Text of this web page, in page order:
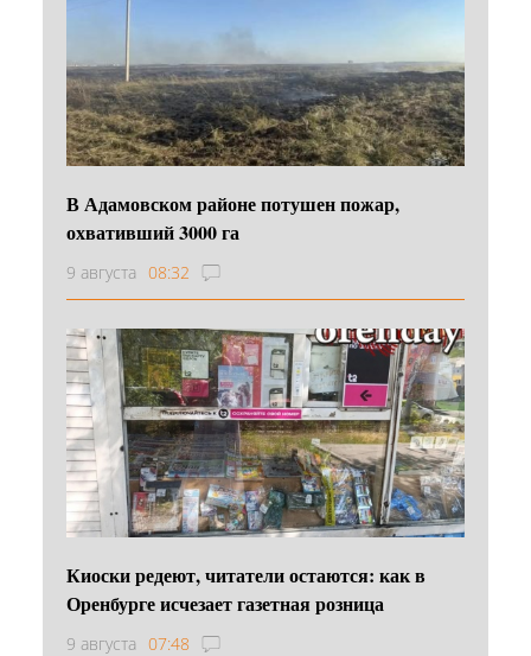
В Адамовском районе потушен пожар,
охвативший 3000 га
9 августа 08:32
Киоски редеют, читатели остаются: как в
Оренбурге исчезает газетная розница
9 августа 07:48